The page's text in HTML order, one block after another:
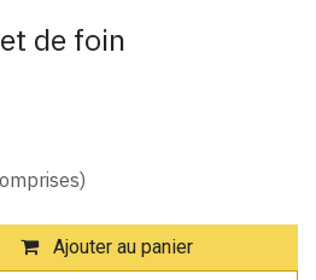
de foin
Ajouter au panier